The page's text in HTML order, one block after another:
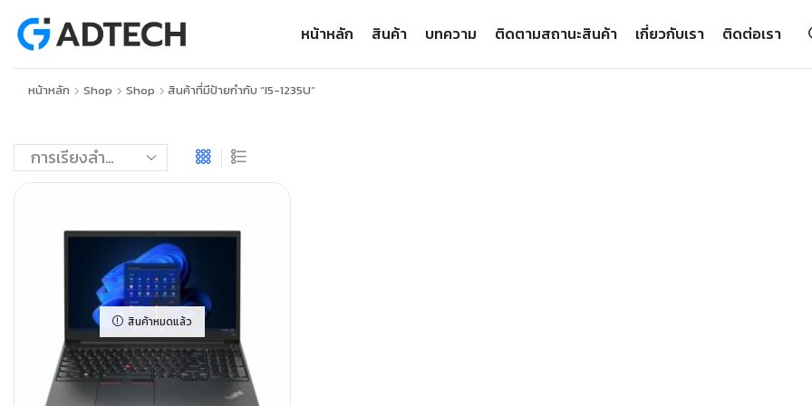
หน้าหลัก สินค้า บทความ ติดตามสถานะสินค้า เกี่ยวกับเรา ติดต่อเรา
หน้าหลัก Shop Shop สินค้าที่มีป้ายกำกับ “i5-1235U”
สินค้าหมดแล้ว